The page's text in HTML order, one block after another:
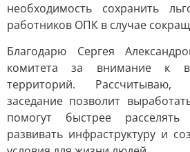
необходимость сохранить
работников ОПК в случае
Благодарю Сергея
комитета за внимание к
территорий. Рассчитываю,
заседание позволит
помогут быстрее
развивать инфраструктуру и